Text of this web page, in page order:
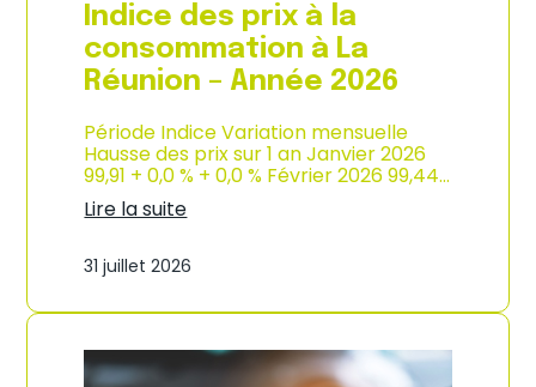
2
0
2
6
Indice des prix à la
consommation à La
Réunion – Année 2026
Période Indice Variation mensuelle
Hausse des prix sur 1 an Janvier 2026
99,91 + 0,0 % + 0,0 % Février 2026 99,44…
Lire la suite
n
i
e
31 juillet 2026